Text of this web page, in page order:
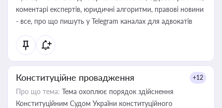
коментарі експертів, юридичні алгоритми, правові новини
- все, про що пишуть у Telegram каналах для адвокатів
Конституційне провадження +12
Про що тема: Тема охоплює порядок здійснення
Конституційним Судом України конституційного